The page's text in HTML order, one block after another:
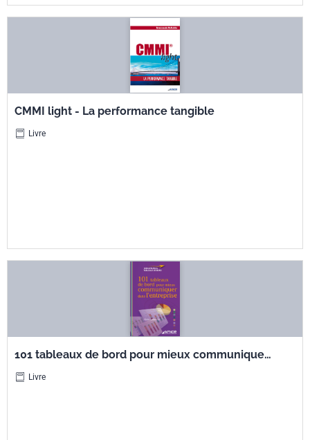
CMMI light - La performance tangible
Livre
101 tableaux de bord pour mieux communiquer
dans l'entreprise
Livre